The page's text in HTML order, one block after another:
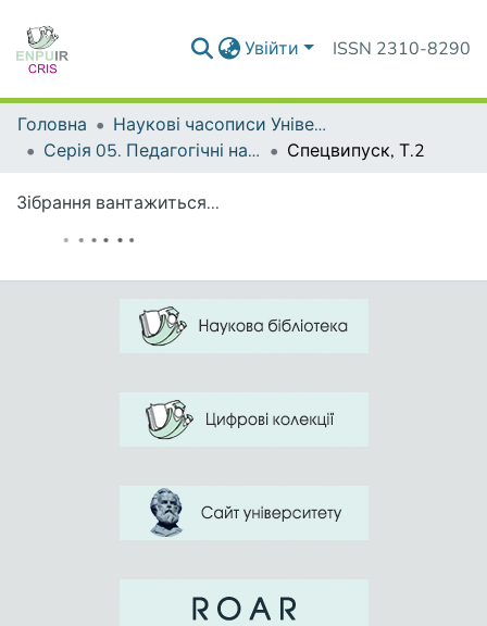
Увійти ISSN 2310-8290
Головна
Наукові часописи Університету
Серія 05. Педагогічні науки: реалії та перспективи
Спецвипуск, Т.2
Зібрання вантажиться...